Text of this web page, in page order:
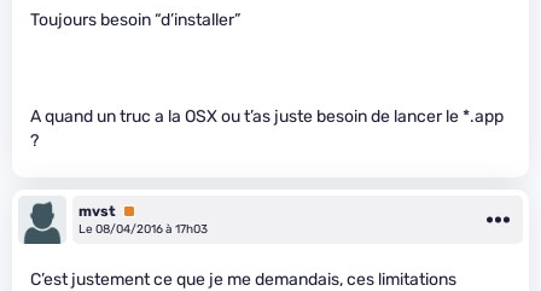
Toujours besoin “d’installer”
A quand un truc a la OSX ou t’as juste besoin de lancer le *.app
?
mvst Premium
Le 08/04/2016 à 17h03
C’est justement ce que je me demandais, ces limitations